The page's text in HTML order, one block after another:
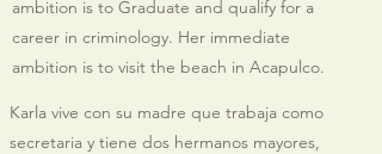
ambition is to Graduate and qualify for a
career in criminology. Her immediate
ambition is to visit the beach in Acapulco.
Karla vive con su madre que trabaja como
secretaria y tiene dos hermanos mayores,